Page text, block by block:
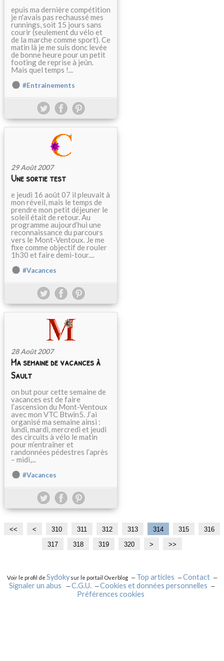
epuis ma dernière compétition
je n'avais pas rechaussé mes
runnings, soit 15 jours sans
courir (seulement du vélo et
de la marche comme sport). Ce
matin là je me suis donc levée
de bonne heure pour un petit
footing de reprise à jeûn.
Mais quel temps !...
#Entrainements
29 Août 2007
Une sortie test
e jeudi 16 août 07 il pleuvait à
mon réveil, mais le temps de
prendre mon petit déjeuner le
soleil était de retour. Au
programme aujourd’hui une
reconnaissance du parcours
vers le Mont-Ventoux. Je me
fixe comme objectif de rouler
1h30 et faire demi-tour....
#Vacances
28 Août 2007
Ma semaine de vacances à
Sault
on but pour cette semaine de
vacances est de faire
l’ascension du Mont-Ventoux
avec mon VTC Btwin5. J’ai
organisé ma semaine ainsi :
lundi, mardi, mercredi et jeudi
des circuits à vélo le matin
pour m’entraîner et
randonnées pédestres l’après
– midi,...
#Vacances
<< <
3
0
310 311 312 313 314 315
316
317
318 319 320
3
3
3
3
3
> >>
Voir le profil de Sydokysur le portail Overblog Top articles
Contact
Signaler un abus
C.G.U.
Cookies et données personnelles
Préférences cookies